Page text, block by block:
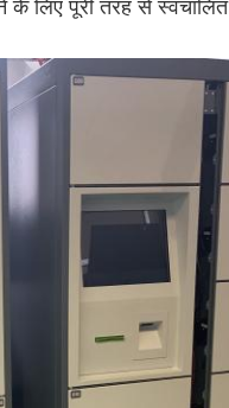
लिए पूरी तरह से स्वचालित